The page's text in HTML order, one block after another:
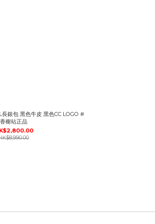
銀包 黑色牛皮 黑色CC LOGO #
香榭站正品